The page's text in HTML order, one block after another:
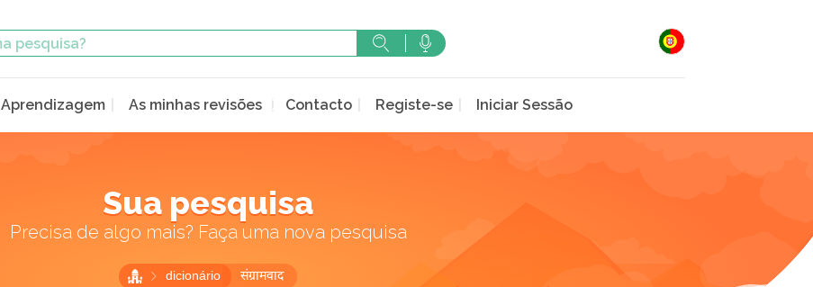
Aprendizagem As minhas revisões Contacto Registe-se Iniciar Sessão
Sua pesquisa
Precisa de algo mais? Faça uma nova pesquisa
dicionário संग्रामवाद